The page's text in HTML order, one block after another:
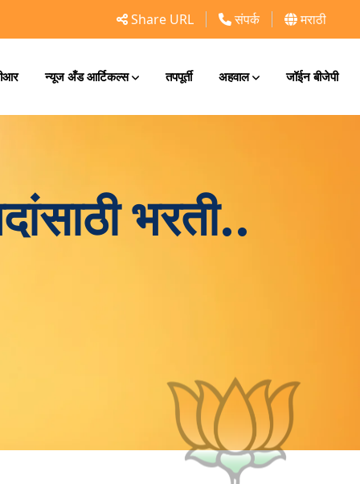
Share URL संपर्क मराठी
न्यूज अँड आर्टिकल्स तपपूर्ती अहवाल जॉईन बीजेपी
भरती..